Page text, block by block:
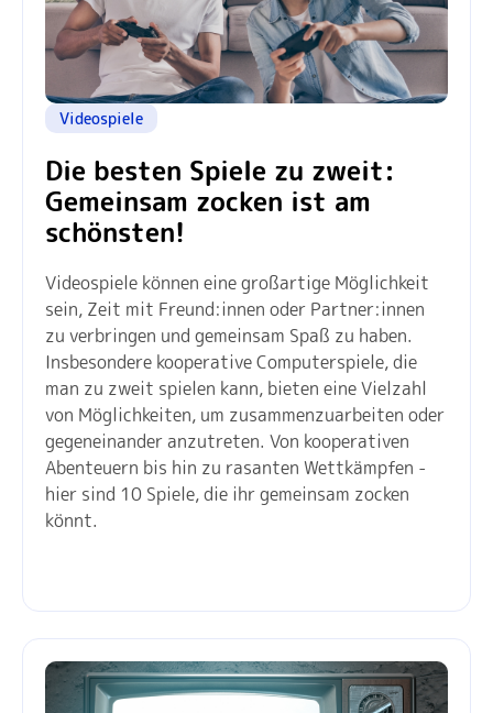
Videospiele
Die besten Spiele zu zweit:
Gemeinsam zocken ist am
schönsten!
Videospiele können eine großartige Möglichkeit
sein, Zeit mit Freund:innen oder Partner:innen
zu verbringen und gemeinsam Spaß zu haben.
Insbesondere kooperative Computerspiele, die
man zu zweit spielen kann, bieten eine Vielzahl
von Möglichkeiten, um zusammenzuarbeiten oder
gegeneinander anzutreten. Von kooperativen
Abenteuern bis hin zu rasanten Wettkämpfen -
hier sind 10 Spiele, die ihr gemeinsam zocken
könnt.